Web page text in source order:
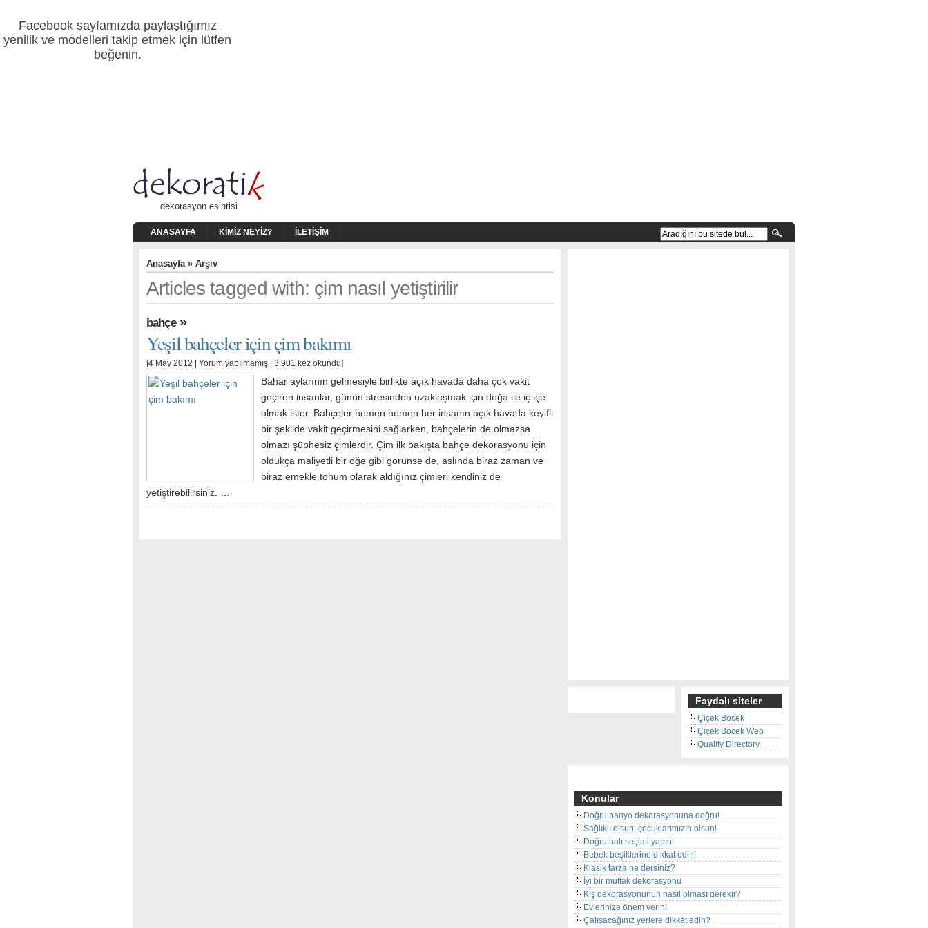
Facebook sayfamızda paylaştığımız
yenilik ve modelleri takip etmek için lütfen
beğenin.
dekorasyon esintisi
ANASAYFA KIMIZ NEYIZ? İLETIŞIM
Anasayfa» Arşiv
Articles tagged with: çim nasıl yetiştirilir
bahçe»
Yeşil bahçeler için çim bakımı
[4 May 2012 | Yorum yapılmamış | 3.901 kez okundu]
Bahar aylarının gelmesiyle birlikte açık havada daha çok vakit
geçiren insanlar, günün stresinden uzaklaşmak için doğa ile iç içe
olmak ister. Bahçeler hemen hemen her insanın açık havada keyifli
bir şekilde vakit geçirmesini sağlarken, bahçelerin de olmazsa
olmazı şüphesiz çimlerdir. Çim ilk bakışta bahçe dekorasyonu için
oldukça maliyetli bir öğe gibi görünse de, aslında biraz zaman ve
biraz emekle tohum olarak aldığınız çimleri kendiniz de
yetiştirebilirsiniz. …
Faydalı siteler
Çiçek Böcek
Çiçek Böcek Web
Quality Directory
Konular
Doğru banyo dekorasyonuna doğru!
Sağlıklı olsun, çocuklarımızın olsun!
Doğru halı seçimi yapın!
Bebek beşiklerine dikkat edin!
Klasik tarza ne dersiniz?
İyi bir mutfak dekorasyonu
Kış dekorasyonunun nasıl olması gerekir?
Evlerinize önem verin!
Çalışacağınız yerlere dikkat edin?